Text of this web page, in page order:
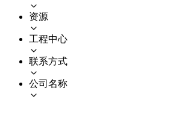
资源
工程中心
联系方式
公司名称